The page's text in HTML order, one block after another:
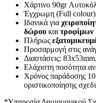
Χάρτινο 90gr
Έγχρωμη (Full
Ιδανικά για
δώρου και τροφίμων
Πλήρως
Προσαρμογή στις
Διαστάσεις:
Ελάχιστη ποσότητα
Χρόνος παράδοσης
οριστικοποίησης